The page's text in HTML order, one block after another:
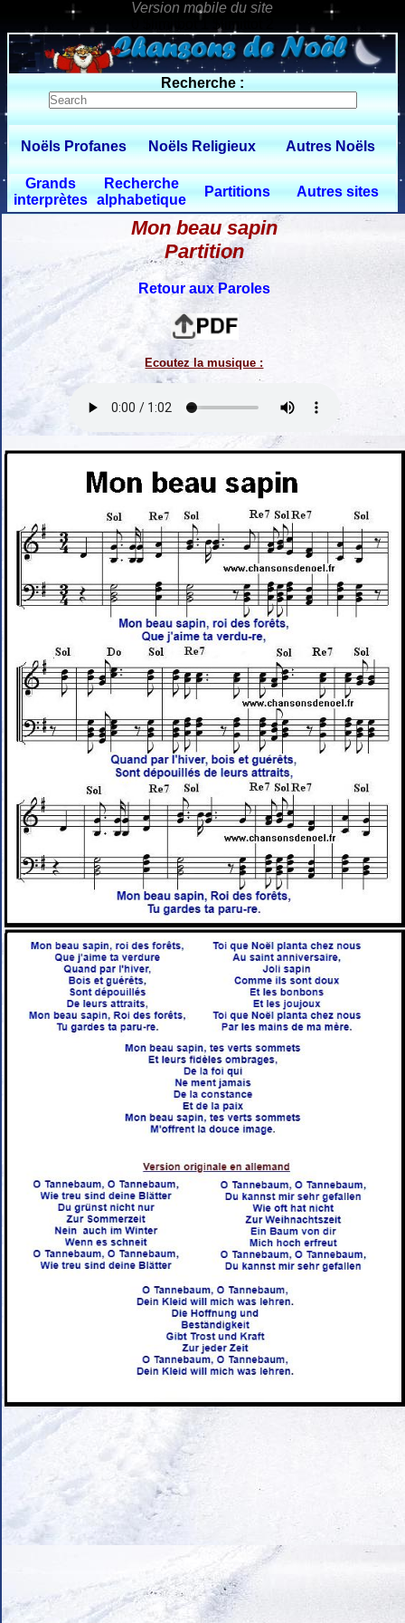
0 $limitbot 1 $limittot 2
Recherche :
Noëls Profanes Noëls Religieux Autres Noëls
Grands
interprètes
Recherche
alphabetique
Partitions Autres sites
Mon beau sapin
Partition
Retour aux Paroles
Ecoutez la musique :